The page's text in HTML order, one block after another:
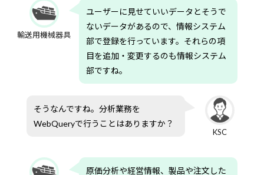
輸送用機械器具
ユーザーに見せていいデータとそうで
ないデータがあるので、情報システム
部で登録を行っています。それらの項
目を追加・変更するのも情報システム
部ですね。
そうなんですね。分析業務を
WebQueryで行うことはありますか？
KSC
原価分析や経営情報、製品や注文した